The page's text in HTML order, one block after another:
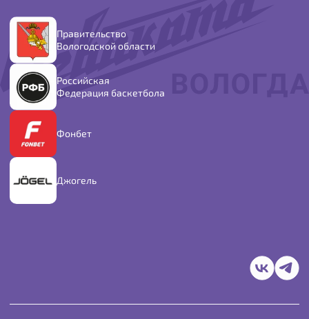
Правительство
Вологодской области
Российская
Федерация баскетбола
Фонбет
Джогель